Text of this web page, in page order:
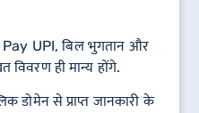
Pay UPI, बिल भुगतान और
ही मान्य होंगे.
डोमेन से प्राप्त जानकारी के